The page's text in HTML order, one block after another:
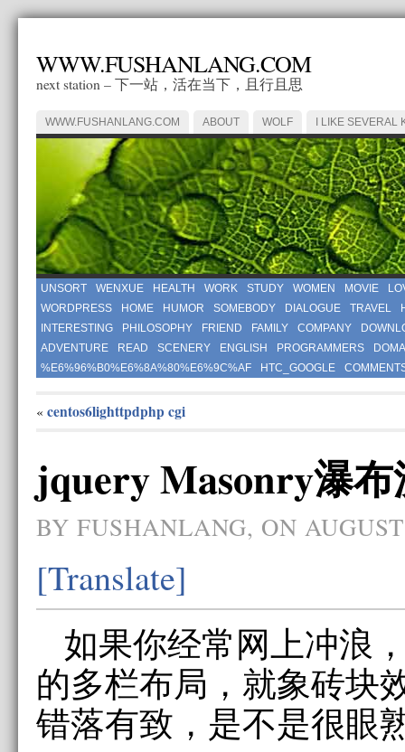
WWW.FUSHANLANG.COM
next station – 下一站，活在当下，且行且思
WWW.FUSHANLANG.COM ABOUT WOLF I LIKE SEVERAL
UNSORT WENXUE HEALTH WORK STUDY WOMEN MOVIE
WORDPRESS
HOME HUMOR SOMEBODY DIALOGUE TRAVEL
INTERESTING
PHILOSOPHY FRIEND FAMILY COMPANY
ADVENTURE
READ SCENERY ENGLISH PROGRAMMERS
%E6%96%B0%E6%8A%80%E6%9C%AF
HTC_GOOGLE
« centos6lighttpdphp cgi
jquery Masonry瀑
BY FUSHANLANG, ON
[Translate]
如果你经常网上冲浪
的多栏布局，就象砖块
错落有致，是不是很眼